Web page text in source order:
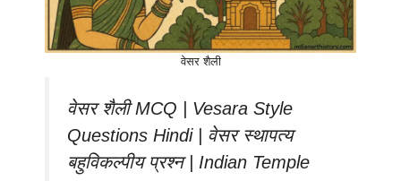
वेसर शैली
वेसर शैली MCQ | Vesara Style
Questions Hindi | वेसर स्थापत्य
बहुविकल्पीय प्रश्न | Indian Temple